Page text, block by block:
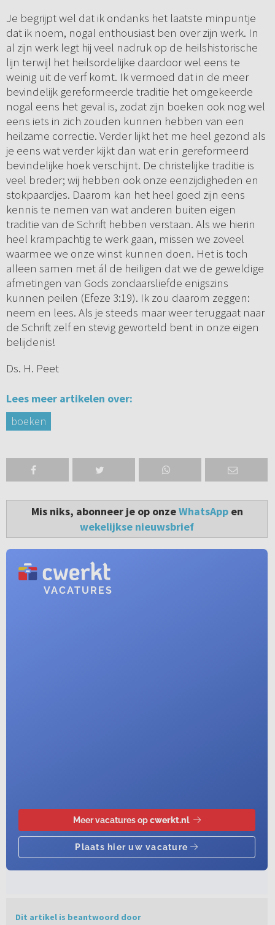
Je begrijpt wel dat ik ondanks het laatste minpuntje
dat ik noem, nogal enthousiast ben over zijn werk. In
al zijn werk legt hij veel nadruk op de heilshistorische
lijn terwijl het heilsordelijke daardoor wel eens te
weinig uit de verf komt. Ik vermoed dat in de meer
bevindelijk gereformeerde traditie het omgekeerde
nogal eens het geval is, zodat zijn boeken ook nog wel
eens iets in zich zouden kunnen hebben van een
heilzame correctie. Verder lijkt het me heel gezond als
je eens wat verder kijkt dan wat er in gereformeerd
bevindelijke hoek verschijnt. De christelijke traditie is
veel breder; wij hebben ook onze eenzijdigheden en
stokpaardjes. Daarom kan het heel goed zijn eens
kennis te nemen van wat anderen buiten eigen
traditie van de Schrift hebben verstaan. Als we hierin
heel krampachtig te werk gaan, missen we zoveel
waarmee we onze winst kunnen doen. Het is toch
alleen samen met ál de heiligen dat we de geweldige
afmetingen van Gods zondaarsliefde enigszins
kunnen peilen (Efeze 3:19). Ik zou daarom zeggen:
neem en lees. Als je steeds maar weer teruggaat naar
de Schrift zelf en stevig geworteld bent in onze eigen
belijdenis!
Ds. H. Peet
Lees meer artikelen over:
boeken
Mis niks, abonneer je op onzeWhatsAppen
wekelijkse nieuwsbrief
Dit artikel is beantwoord door